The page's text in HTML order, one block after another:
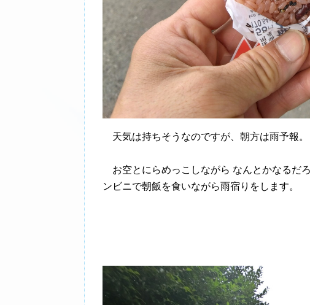
天気は持ちそうなのですが、朝方は雨予報。
お空とにらめっこしながら なんとかなるだ
ンビニで朝飯を食いながら雨宿りをします。